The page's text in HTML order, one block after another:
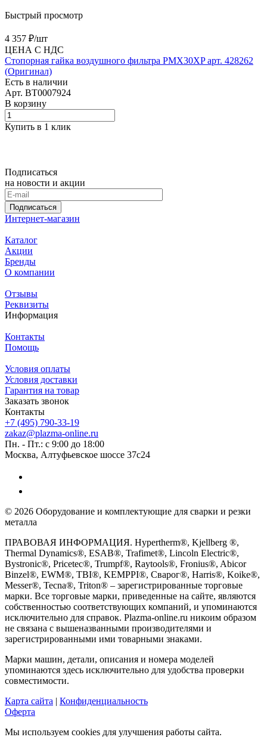
Быстрый просмотр
4 357 ₽/шт
ЦЕНА С НДС
Cтопорная гайка воздушного фильтра PMX30XP арт. 428262
(Оригинал)
Есть в наличии
Арт. BT0007924
В корзину
Купить в 1 клик
Подписаться
на новости и акции
Подписаться
Интернет-магазин
Каталог
Акции
Бренды
О компании
Отзывы
Реквизиты
Информация
Контакты
Помощь
Условия оплаты
Условия доставки
Гарантия на товар
Заказать звонок
Контакты
+7 (495) 790-33-19
zakaz@plazma-online.ru
Пн. - Пт.: с 9:00 до 18:00
Москва, Алтуфьевское шоссе 37с24
© 2026 Оборудование и комплектующие для сварки и резки
металла
ПРАВОВАЯ ИНФОРМАЦИЯ. Hypertherm®, Kjellberg ®,
Thermal Dynamics®, ESAB®, Trafimet®, Lincoln Electric®,
Bystronic®, Pricetec®, Trumpf®, Raytools®, Fronius®, Abicor
Binzel®, EWM®, TBI®, KEMPPI®, Сварог®, Harris®, Koike®,
Messer®, Tecna®, Triton® – зарегистрированные торговые
марки. Все торговые марки, приведенные на сайте, являются
собственностью соответствующих компаний, и упоминаются
исключительно для справок. Plazma-online.ru никоим образом
не связана с вышеназванными производителями и
зарегистрированными ими товарными знаками.
Марки машин, детали, описания и номера моделей
упоминаются здесь исключительно для удобства проверки
совместимости.
Карта сайта | Конфиденциальность
Оферта
Мы используем cookies для улучшения работы сайта.